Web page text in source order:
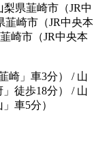
県韮崎市（JR中
韮崎市（JR中央本
崎市（JR中央本
崎」車3分） / 山
徒歩18分）
/ 山
車5分）